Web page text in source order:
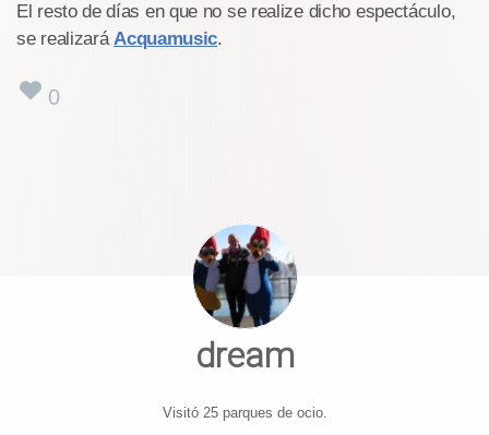
El resto de días en que no se realize dicho espectáculo,
se realizaráAcquamusic.
0
dream
Visitó 25 parques de ocio.